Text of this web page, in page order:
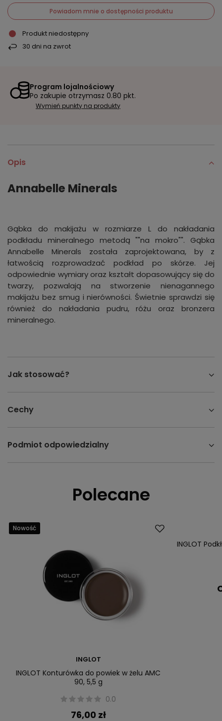
Powiadom mnie o dostępności produktu
Produkt niedostępny
30 dni na zwrot
Program lojalnościowy
Po zakupie otrzymasz 0.80 pkt.
Wymień punkty na produkty
Opis
Annabelle Minerals
Gąbka do makijażu w rozmiarze L do nakładania
podkładu mineralnego metodą ""na mokro"". Gąbka
Annabelle Minerals została zaprojektowana, by z
łatwością rozprowadzać podkład po skórze. Jej
odpowiednie wymiary oraz kształt dopasowujący się do
twarzy, pozwalają na stworzenie nienagannego
makijażu bez smug i nierówności. Świetnie sprawdzi się
również do nakładania pudru, różu oraz bronzera
mineralnego.
Jak stosować?
Cechy
Podmiot odpowiedzialny
Polecane
Nowość
INGLOT
INGLOT Konturówka do powiek w żelu AMC
90, 5,5 g
0.0
76,00 zł
INGLOT